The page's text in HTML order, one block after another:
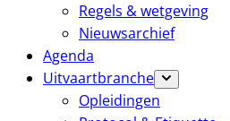
Regels & wetgeving
Nieuwsarchief
Agenda
Uitvaartbranche
Opleidingen